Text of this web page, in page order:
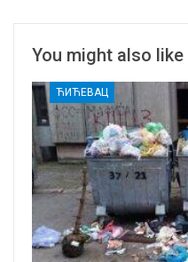
You might also like
ЋИЋЕВАЦ